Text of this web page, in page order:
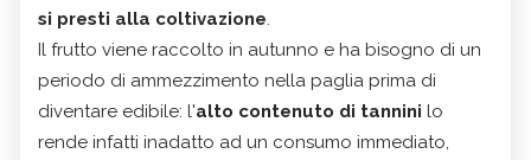
si presti alla coltivazione.
Il frutto viene raccolto in autunno e ha bisogno di un
periodo di ammezzimento nella paglia prima di
diventare edibile: l'alto contenuto di tannini lo
rende infatti inadatto ad un consumo immediato,